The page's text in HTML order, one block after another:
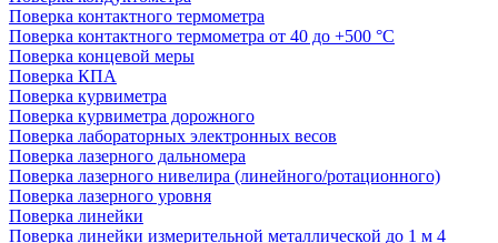
Поверка контактного термометра
Поверка контактного термометра от 40 до +500 °С
Поверка концевой меры
Поверка КПА
Поверка курвиметра
Поверка курвиметра дорожного
Поверка лабораторных электронных весов
Поверка лазерного дальномера
Поверка лазерного нивелира (линейного/ротационного)
Поверка лазерного уровня
Поверка линейки
Поверка линейки измерительной металлической до 1 м 4